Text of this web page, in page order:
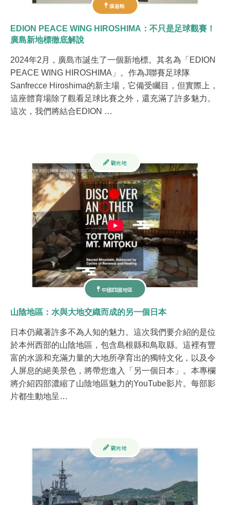
廣島縣
EDION PEACE WING HIROSHIMA：不只是足球觀賽！
廣島新地標徹底解說
2024年2月，廣島市誕生了一個新地標。其名為「EDION
PEACE WING HIROSHIMA」。作為J聯賽足球隊
Sanfrecce Hiroshima的新主場，它備受矚目，但實際上，
這座體育場除了觀看足球比賽之外，還充滿了許多魅力。
這次，我們將結合EDION …
中國四國地區
觀光地
山陰地區：水與大地交織而成的另一個日本
日本仍藏著許多不為人知的魅力。這次我們要介紹的是位
於本州西部的山陰地區，包含島根縣和鳥取縣。這裡有豐
富的水源和充滿力量的大地所孕育出的獨特文化，以及令
人屏息的絕美景色，將帶您進入「另一個日本」。本專欄
將介紹四部濃縮了山陰地區魅力的YouTube影片。每部影
片都生動地呈…
觀光地